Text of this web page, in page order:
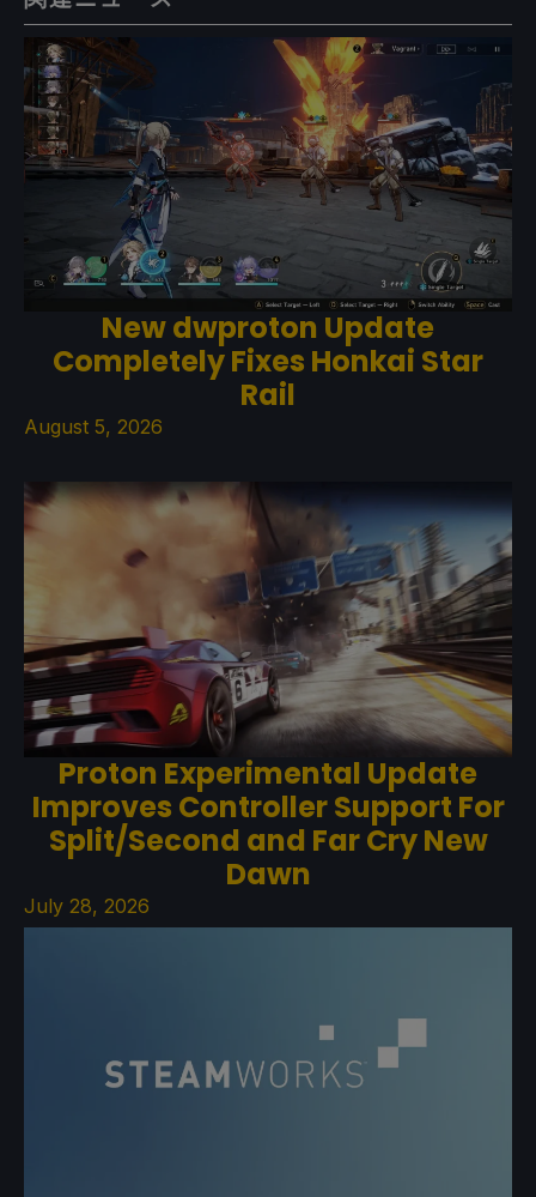
New dwproton Update
Completely Fixes Honkai Star
Rail
August 5, 2026
Proton Experimental Update
Improves Controller Support For
Split/Second and Far Cry New
Dawn
July 28, 2026